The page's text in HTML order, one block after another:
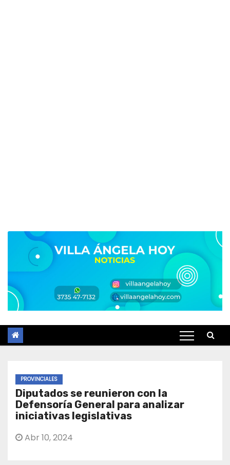
PROVINCIALES
Diputados se reunieron con la
Defensoría General para analizar
iniciativas legislativas
Abr 10, 2024